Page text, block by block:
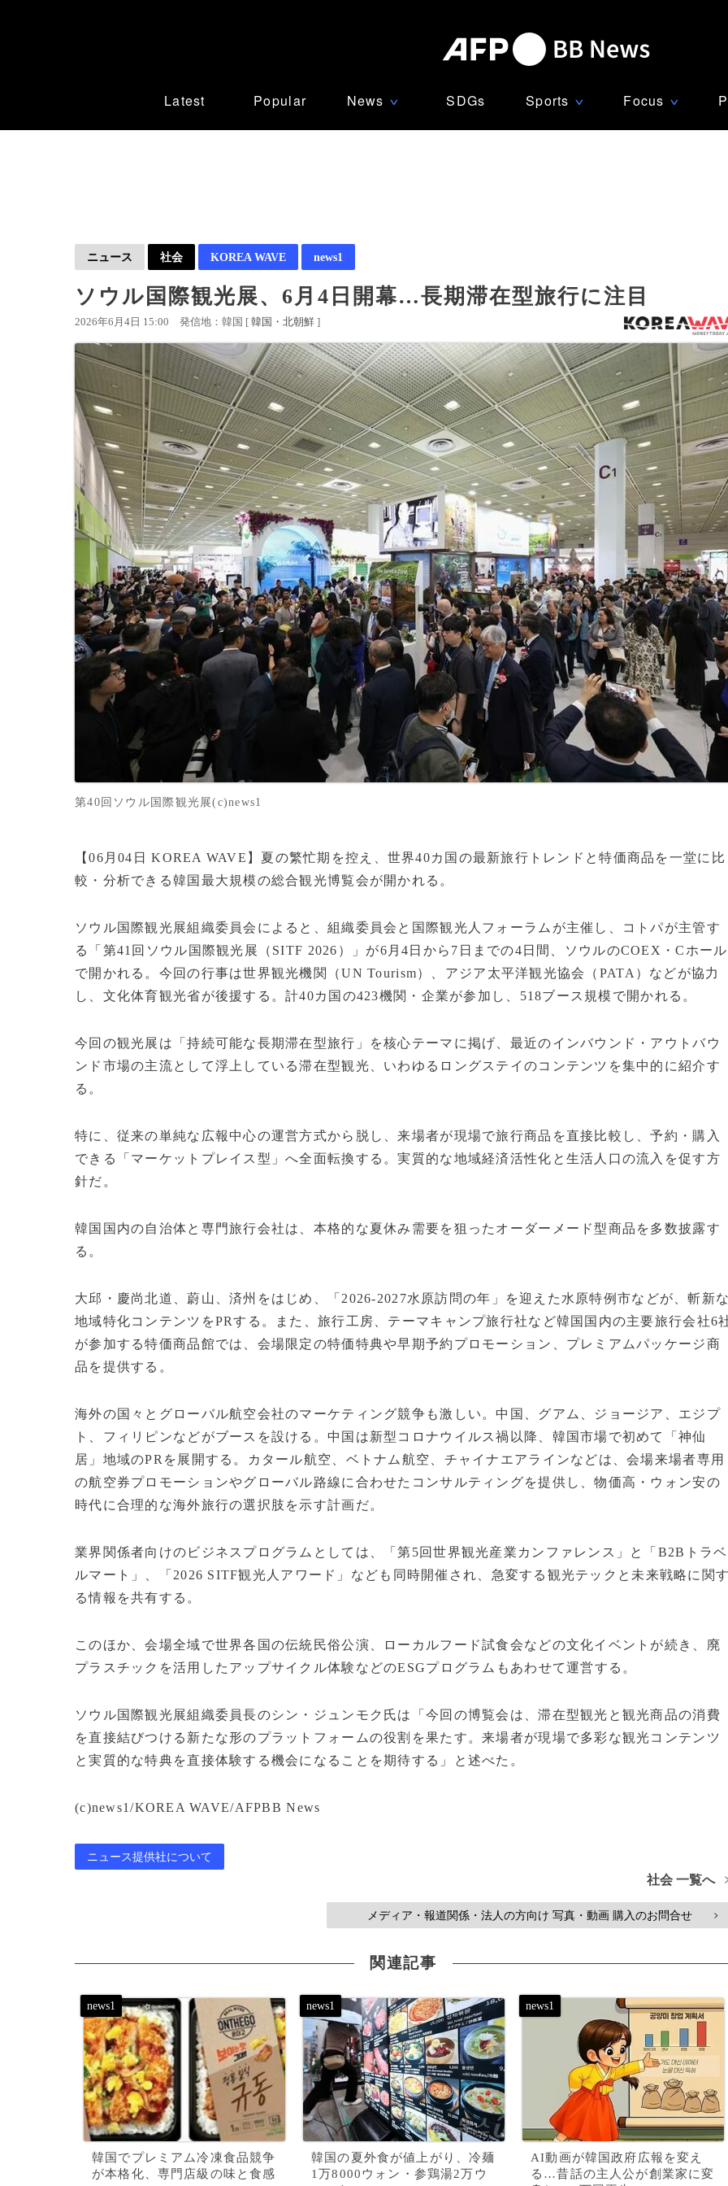
Latest Popular News ∨ SDGs Sports ∨ Focus ∨
ニュース 社会 KOREA WAVE news1
ソウル国際観光展、6月4日開幕…長期滞在型旅行に注目
2026年6月4日 15:00 発信地：韓国 [ 韓国・北朝鮮 ]
第40回ソウル国際観光展(c)news1
【06月04日 KOREA WAVE】夏の繁忙期を控え、世界40カ国の最新旅行トレンドと特価商品を一堂に比
較・分析できる韓国最大規模の総合観光博覧会が開かれる。
ソウル国際観光展組織委員会によると、組織委員会と国際観光人フォーラムが主催し、コトパが主管す
る「第41回ソウル国際観光展（SITF 2026）」が6月4日から7日までの4日間、ソウルのCOEX・Cホール
で開かれる。今回の行事は世界観光機関（UN Tourism）、アジア太平洋観光協会（PATA）などが協力
し、文化体育観光省が後援する。計40カ国の423機関・企業が参加し、518ブース規模で開かれる。
今回の観光展は「持続可能な長期滞在型旅行」を核心テーマに掲げ、最近のインバウンド・アウトバウ
ンド市場の主流として浮上している滞在型観光、いわゆるロングステイのコンテンツを集中的に紹介す
る。
特に、従来の単純な広報中心の運営方式から脱し、来場者が現場で旅行商品を直接比較し、予約・購入
できる「マーケットプレイス型」へ全面転換する。実質的な地域経済活性化と生活人口の流入を促す方
針だ。
韓国国内の自治体と専門旅行会社は、本格的な夏休み需要を狙ったオーダーメード型商品を多数披露す
る。
大邱・慶尚北道、蔚山、済州をはじめ、「2026-2027水原訪問の年」を迎えた水原特例市などが、斬新
地域特化コンテンツをPRする。また、旅行工房、テーマキャンプ旅行社など韓国国内の主要旅行会社6
が参加する特価商品館では、会場限定の特価特典や早期予約プロモーション、プレミアムパッケージ商
品を提供する。
海外の国々とグローバル航空会社のマーケティング競争も激しい。中国、グアム、ジョージア、エジプ
ト、フィリピンなどがブースを設ける。中国は新型コロナウイルス禍以降、韓国市場で初めて「神仙
居」地域のPRを展開する。カタール航空、ベトナム航空、チャイナエアラインなどは、会場来場者専用
の航空券プロモーションやグローバル路線に合わせたコンサルティングを提供し、物価高・ウォン安の
時代に合理的な海外旅行の選択肢を示す計画だ。
業界関係者向けのビジネスプログラムとしては、「第5回世界観光産業カンファレンス」と「B2Bトラベ
ルマート」、「2026 SITF観光人アワード」なども同時開催され、急変する観光テックと未来戦略に関
る情報を共有する。
このほか、会場全域で世界各国の伝統民俗公演、ローカルフード試食会などの文化イベントが続き、廃
プラスチックを活用したアップサイクル体験などのESGプログラムもあわせて運営する。
ソウル国際観光展組織委員長のシン・ジュンモク氏は「今回の博覧会は、滞在型観光と観光商品の消費
を直接結びつける新たな形のプラットフォームの役割を果たす。来場者が現場で多彩な観光コンテンツ
と実質的な特典を直接体験する機会になることを期待する」と述べた。
(c)news1/KOREA WAVE/AFPBB News
ニュース提供社について
社会 一覧へ
メディア・報道関係・法人の方向け 写真・動画 購入のお問合せ >
関連記事
韓国でプレミアム冷凍食品競争
が本格化、専門店級の味と食感
韓国の夏外食が値上がり、冷麺
1万8000ウォン・参鶏湯2万ウ
AI動画が韓国政府広報を変え
る…昔話の主人公が創業家に変